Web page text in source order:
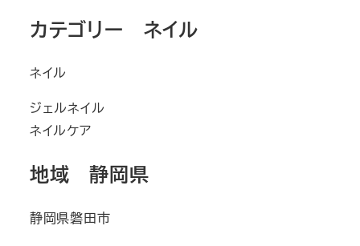
カテゴリー ネイル
ネイル
ジェルネイル
ネイルケア
地域 静岡県
静岡県磐田市